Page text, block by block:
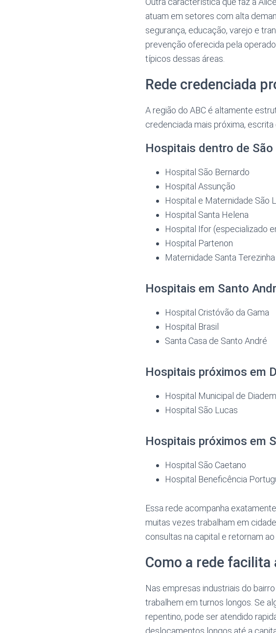
atuam em setores com alta
segurança, educação, varejo e
prevenção oferecida pela
típicos dessas áreas.
Rede credenciada
A região do ABC é altamente
credenciada mais próxima,
Hospitais dentro de São
Hospital São Bernardo
Hospital Assunção
Hospital e Maternidade São
Hospital Santa Helena
Hospital Ifor (especializado
Hospital Partenon
Maternidade Santa Terezinha
Hospitais em Santo
Hospital Cristóvão da Gama
Hospital Brasil
Santa Casa de Santo André
Hospitais próximos em
Hospital Municipal de
Hospital São Lucas
Hospitais próximos em
Hospital São Caetano
Hospital Beneficência
Essa rede acompanha
muitas vezes trabalham em
consultas na capital e retornam
Como a rede
Nas empresas industriais do
trabalhem em turnos longos. Se
repentino, pode ser atendido
deslocamentos longos até a